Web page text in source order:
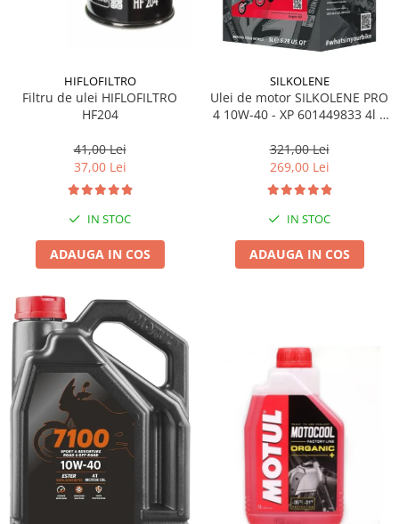
HIFLOFILTRO
Filtru de ulei HIFLOFILTRO
HF204
41,00 Lei
37,00 Lei
IN STOC
ADAUGA IN COS
SILKOLENE
Ulei de motor SILKOLENE PRO
4 10W-40 - XP 601449833 4l +
321,00 Lei
269,00 Lei
IN STOC
ADAUGA IN COS